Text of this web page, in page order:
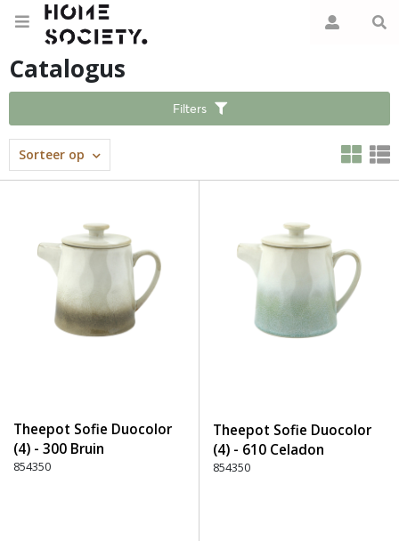
Catalogus
Filters
Sorteer op
Theepot Sofie Duocolor
(4) - 300 Bruin
854350
Theepot Sofie Duocolor
(4) - 610 Celadon
854350